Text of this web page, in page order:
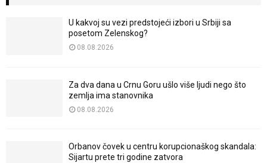
U kakvoj su vezi predstojeći izbori u Srbiji sa
posetom Zelenskog?
08.08.2026
Za dva dana u Crnu Goru ušlo više ljudi nego što
zemlja ima stanovnika
08.08.2026
Orbanov čovek u centru korupcionaškog skandala:
Sijartu prete tri godine zatvora